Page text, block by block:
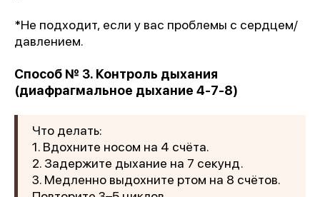
*Не подходит, если у вас проблемы с сердцем/
давлением.
Способ № 3. Контроль дыхания
(диафрагмальное дыхание 4-7-8)
Что делать:
1. Вдохните носом на 4 счёта.
2. Задержите дыхание на 7 секунд.
3. Медленно выдохните ртом на 8 счётов.